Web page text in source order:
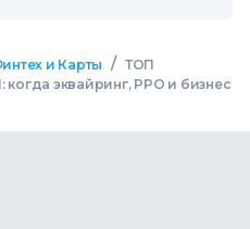
и Карты / ТОП
эквайринг, РРО и бизнес